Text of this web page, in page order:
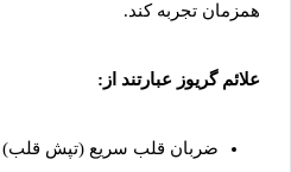
همزمان تجربه کند.
علائم گریوز عبارتند از:
ضربان قلب سریع (تپش قلب)